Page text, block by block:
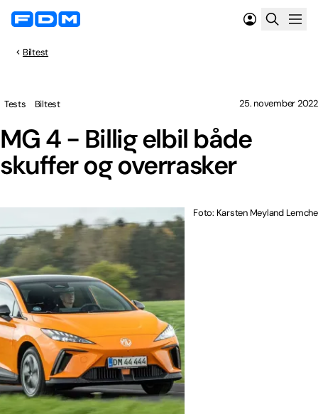
Biltest
MG 4 - Billig elbil både
skuffer og overrasker
Tests Biltest 25. november 2022
Foto: Karsten Meyland Lemche